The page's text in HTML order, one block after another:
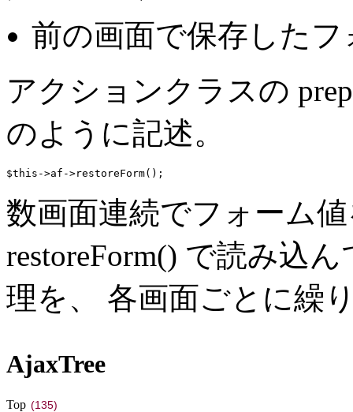
前の画面で保存した
アクションクラスの
のように記述。
$this->af->restoreForm();
数画面連続でフォーム
restoreForm() で読み込
理を、 各画面ごとに繰
AjaxTree
Top (135)